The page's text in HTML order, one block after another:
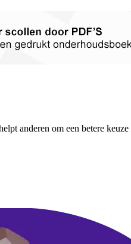
anderen om een betere keuze